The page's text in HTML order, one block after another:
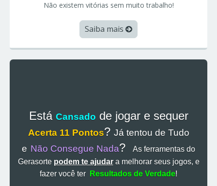
Não existem vitórias sem muito trabalho!
Saiba mais
Está Cansado de jogar e sequer
Acerta 11 Pontos? Já tentou de Tudo
e Não Consegue Nada?
As ferramentas do
Gerasorte podem te ajudara melhorar seus jogos, e
fazer você ter
Resultados de Verdade!